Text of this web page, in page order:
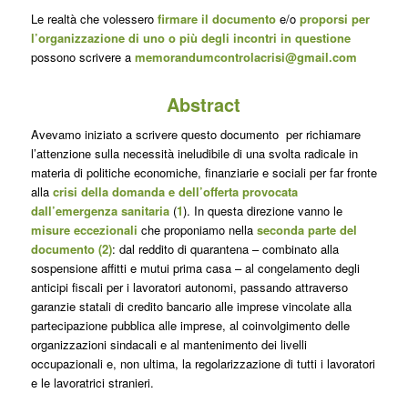
Le realtà che volesserofirmare il documento e/oproporsi per
l’organizzazione di uno o più degli incontri in questione
possono scrivere a memorandumcontrolacrisi@gmail.com
Abstract
Avevamo iniziato a scrivere questo documento per richiamare
l’attenzione sulla necessità ineludibile di una svolta radicale in
materia di politiche economiche, finanziarie e sociali per far fronte
alla crisi della domanda e dell’offerta provocata
dall’emergenza sanitaria(1). In questa direzione vanno le
misure eccezionali che proponiamo nella seconda parte del
documento (2): dal reddito di quarantena– combinato alla
sospensione affitti e mutui prima casa– al congelamento degli
anticipi fiscali per i lavoratori autonomi, passando attraverso
garanzie statali di credito bancario alle imprese vincolate alla
partecipazione pubblica alle imprese, al coinvolgimento delle
organizzazioni sindacali e al mantenimento dei livelli
occupazionalie, non ultima, la regolarizzazione di tutti i lavoratori
e le lavoratrici stranieri.